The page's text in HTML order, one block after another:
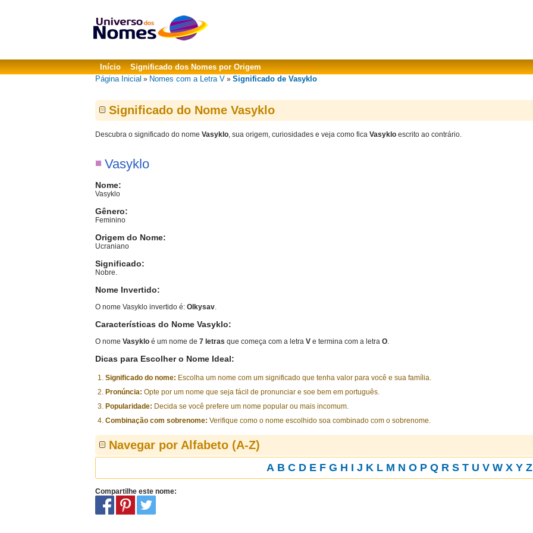
Início
Significado dos Nomes por Origem
Página Inicial » Nomes com a Letra V » Significado de Vasyklo
Significado do Nome Vasyklo
Descubra o significado do nome Vasyklo, sua origem, curiosidades e veja como fica Vasyklo escrito ao contrário.
Vasyklo
Nome:
Vasyklo
Gênero:
Feminino
Origem do Nome:
Ucraniano
Significado:
Nobre.
Nome Invertido:
O nome Vasyklo invertido é: Olkysav.
Características do Nome Vasyklo:
O nome Vasyklo é um nome de 7 letras que começa com a letra V e termina com a letra O.
Dicas para Escolher o Nome Ideal:
Significado do nome: Escolha um nome com um significado que tenha valor para você e sua família.
Pronúncia: Opte por um nome que seja fácil de pronunciar e soe bem em português.
Popularidade: Decida se você prefere um nome popular ou mais incomum.
Combinação com sobrenome: Verifique como o nome escolhido soa combinado com o sobrenome.
Navegar por Alfabeto (A-Z)
A B C D E F G H I J K L M N O P Q R S T U V W X Y Z
Compartilhe este nome: